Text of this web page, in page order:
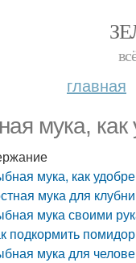
главная
мука,
мука, как
мука для
мука своими
подкормить
мука для